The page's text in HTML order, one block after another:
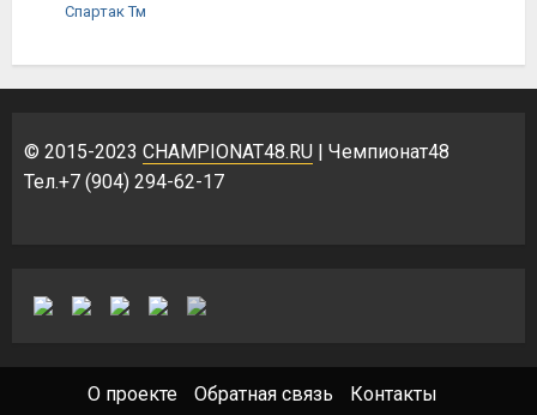
Спартак Тм
© 2015-2023 CHAMPIONAT48.RU | Чемпионат48
Тел.+7 (904) 294-62-17
О проекте Обратная связь Контакты